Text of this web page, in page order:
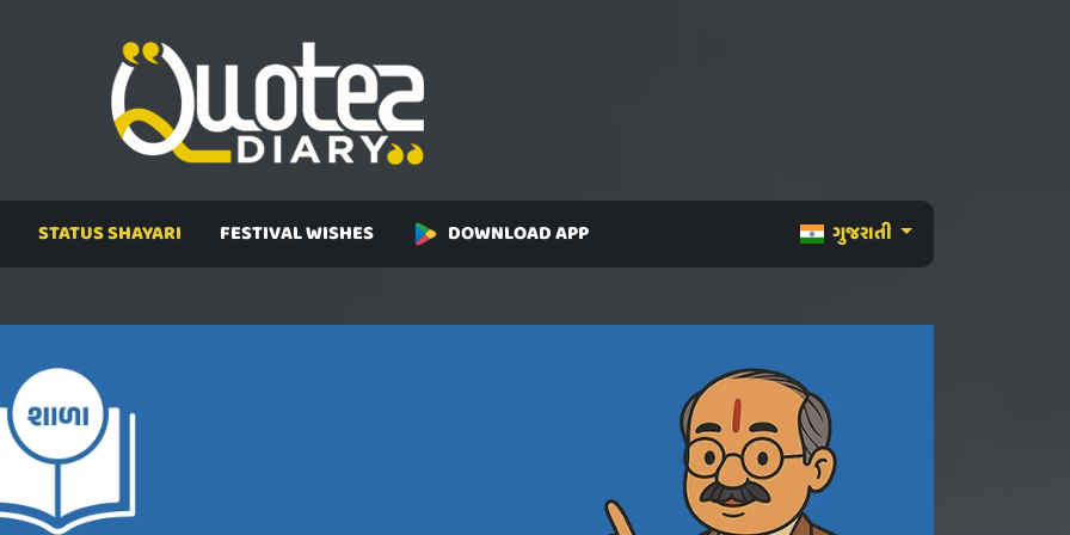
ગુજરાતી
STATUS SHAYARI FESTIVAL WISHES DOWNLOAD APP